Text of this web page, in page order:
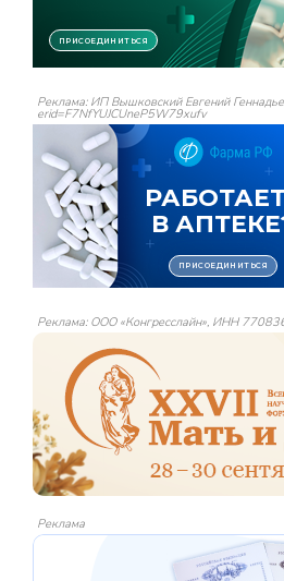
Реклама: ИП Вышковский Евгений
erid=F7NfYUJCUneP5W79xufv
Реклама: ООО «Конгресслайн», ИНН
Реклама